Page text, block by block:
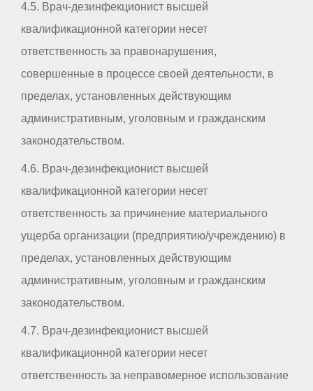
4.5. Врач-дезинфекционист высшей
квалификационной категории несет
ответственность за правонарушения,
совершенные в процессе своей деятельности, в
пределах, установленных действующим
административным, уголовным и гражданским
законодательством.
4.6. Врач-дезинфекционист высшей
квалификационной категории несет
ответственность за причинение материального
ущерба организации (предприятию/учреждению) в
пределах, установленных действующим
административным, уголовным и гражданским
законодательством.
4.7. Врач-дезинфекционист высшей
квалификационной категории несет
ответственность за неправомерное использование